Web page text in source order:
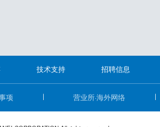
技术支持 招聘信息
项 营业所·海外网络